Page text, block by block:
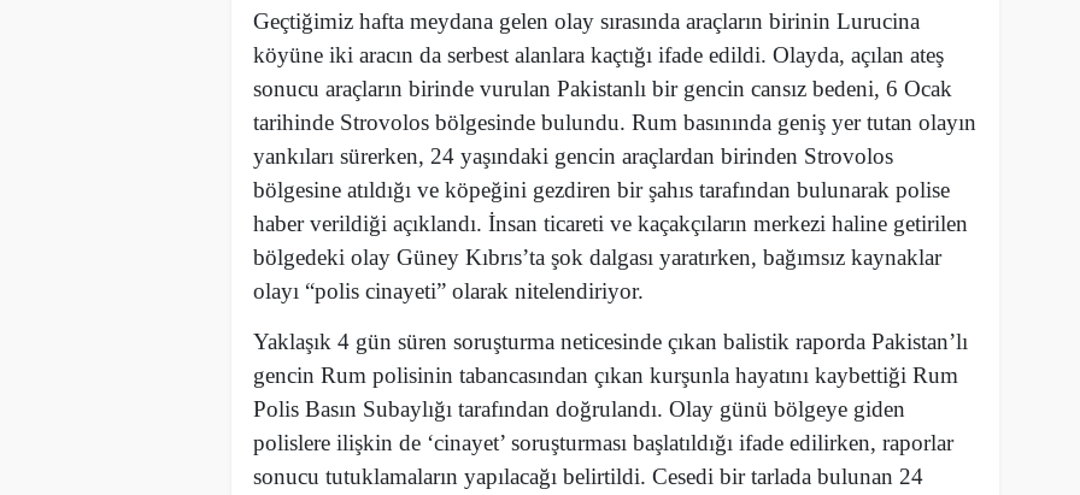
Geçtiğimiz hafta meydana gelen olay sırasında araçların birinin Lurucina
köyüne iki aracın da serbest alanlara kaçtığı ifade edildi. Olayda, açılan ateş
sonucu araçların birinde vurulan Pakistanlı bir gencin cansız bedeni, 6 Ocak
tarihinde Strovolos bölgesinde bulundu. Rum basınında geniş yer tutan olayın
yankıları sürerken, 24 yaşındaki gencin araçlardan birinden Strovolos
bölgesine atıldığı ve köpeğini gezdiren bir şahıs tarafından bulunarak polise
haber verildiği açıklandı. İnsan ticareti ve kaçakçıların merkezi haline getirilen
bölgedeki olay Güney Kıbrıs’ta şok dalgası yaratırken, bağımsız kaynaklar
olayı “polis cinayeti” olarak nitelendiriyor.
Yaklaşık 4 gün süren soruşturma neticesinde çıkan balistik raporda Pakistan’lı
gencin Rum polisinin tabancasından çıkan kurşunla hayatını kaybettiği Rum
Polis Basın Subaylığı tarafından doğrulandı. Olay günü bölgeye giden
polislere ilişkin de ‘cinayet’ soruşturması başlatıldığı ifade edilirken, raporlar
sonucu tutuklamaların yapılacağı belirtildi. Cesedi bir tarlada bulunan 24